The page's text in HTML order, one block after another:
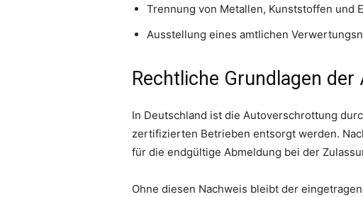
Trennung von Metallen, Kunststoffen und
Ausstellung eines amtlichen
Rechtliche Grundlagen
In Deutschland ist die Autoverschrottung
zertifizierten Betrieben entsorgt werden.
für die endgültige Abmeldung bei der
Ohne diesen Nachweis bleibt der